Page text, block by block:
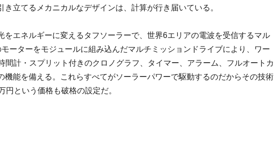
き立てるメカニカルなデザインは、計算が行き届いている。
をエネルギーに変えるタフソーラーで、世界6エリアの電波を受信するマル
ーターをモジュールに組み込んだマルチミッションドライブにより、ワー
間計・スプリット付きのクロノグラフ、タイマー、アラーム、フルオートカ
機能を備える。これらすべてがソーラーパワーで駆動するのだからその技術
円という価格も破格の設定だ。